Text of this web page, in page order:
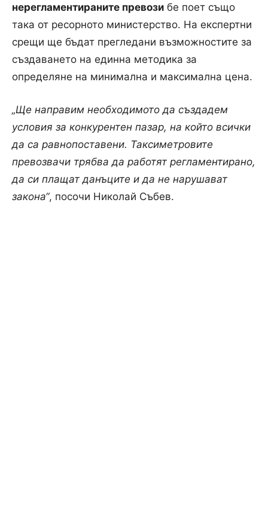
нерегламентираните превози бе поет също
така от ресорното министерство. На експертни
срещи ще бъдат прегледани възможностите за
създаването на единна методика за
определяне на минимална и максимална цена.
„Ще направим необходимото да създадем
условия за конкурентен пазар, на който всички
да са равнопоставени. Таксиметровите
превозвачи трябва да работят регламентирано,
да си плащат данъците и да не нарушават
закона“, посочи Николай Събев.